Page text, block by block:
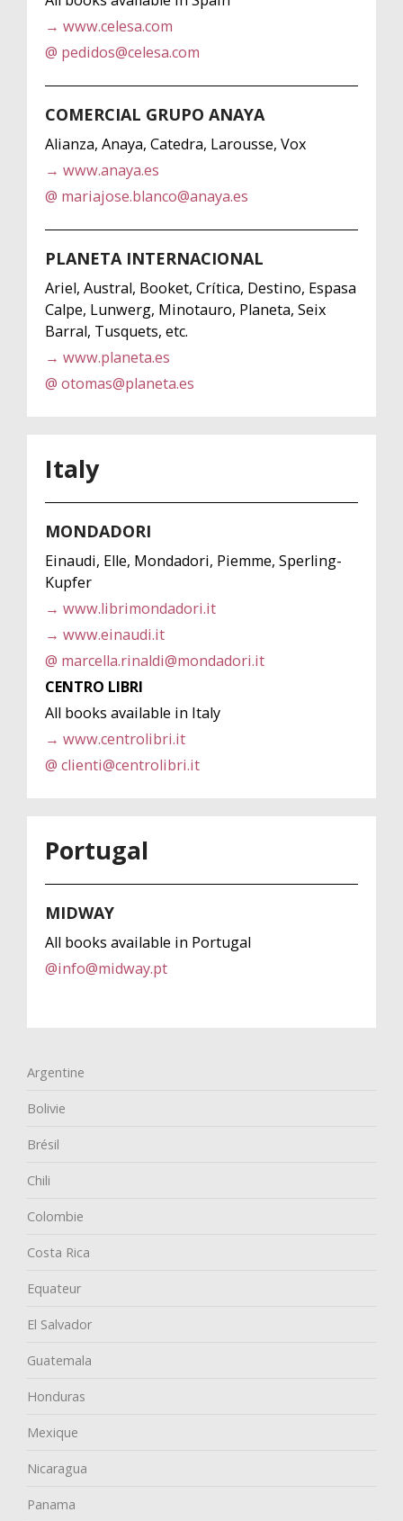
→ www.celesa.com
@ pedidos@celesa.com
COMERCIAL GRUPO ANAYA
Alianza, Anaya, Catedra, Larousse, Vox
→ www.anaya.es
@ mariajose.blanco@anaya.es
PLANETA INTERNACIONAL
Ariel, Austral, Booket, Crítica, Destino, Espasa
Calpe, Lunwerg, Minotauro, Planeta, Seix
Barral, Tusquets, etc.
→ www.planeta.es
@ otomas@planeta.es
Italy
MONDADORI
Einaudi, Elle, Mondadori, Piemme, Sperling-
Kupfer
→ www.librimondadori.it
→ www.einaudi.it
@ marcella.rinaldi@mondadori.it
CENTRO LIBRI
All books available in Italy
→ www.centrolibri.it
@ clienti@centrolibri.it
Portugal
MIDWAY
All books available in Portugal
@info@midway.pt
Argentine
Bolivie
Brésil
Chili
Colombie
Costa Rica
Equateur
El Salvador
Guatemala
Honduras
Mexique
Nicaragua
Panama